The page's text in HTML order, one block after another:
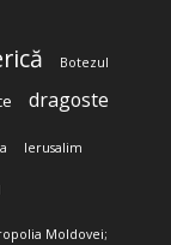
Botezul
dragoste
Ierusalim
Moldovei;